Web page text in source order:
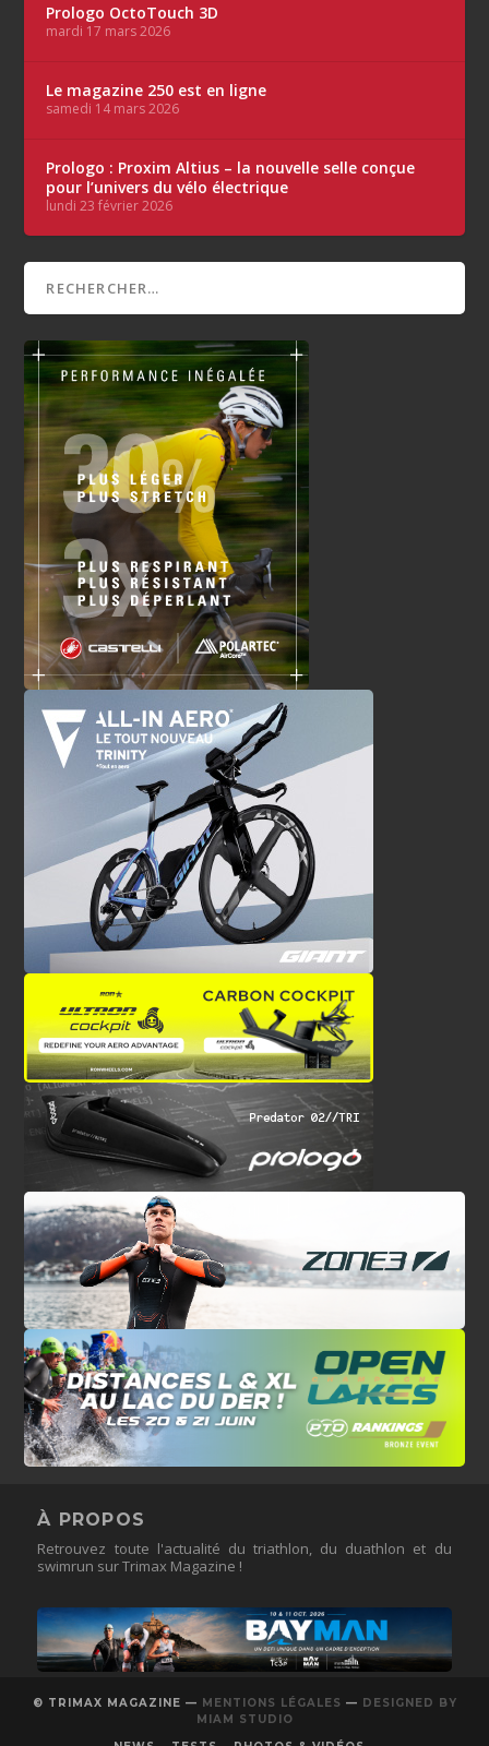
Prologo OctoTouch 3D
mardi 17 mars 2026
Le magazine 250 est en ligne
samedi 14 mars 2026
Prologo : Proxim Altius – la nouvelle selle conçue
pour l’univers du vélo électrique
lundi 23 février 2026
À PROPOS
Retrouvez toute l'actualité du triathlon, du duathlon et du
swimrun sur Trimax Magazine !
© TRIMAX MAGAZINE — MENTIONS LÉGALES — DESIGNED BY
MIAM STUDIO